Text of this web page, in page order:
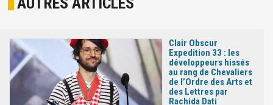
Clair Obscur
Expedition 33 : les
développeurs hissés
au rang de Chevaliers
de l’Ordre des Arts et
des Lettres par
Rachida Dati